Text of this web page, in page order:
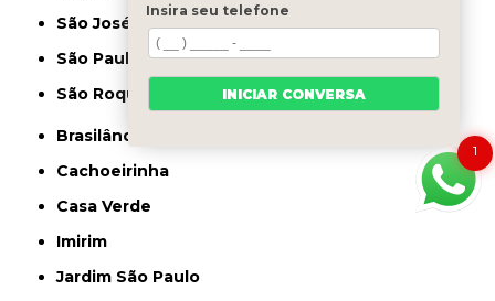
São José dos Campos
São Paulo
São Roque
Brasilândia
Cachoeirinha
Casa Verde
Imirim
Jardim São Paulo
1
Insira seu telefone
INICIAR CONVERSA